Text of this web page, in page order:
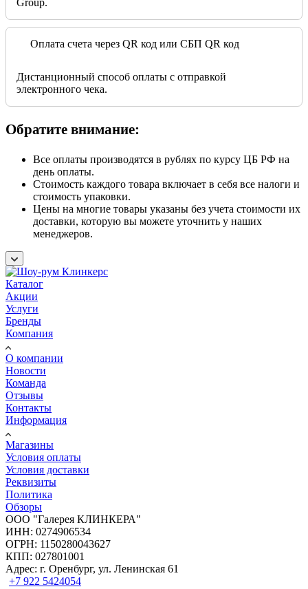
Group.
Оплата счета через QR код или СБП QR код
Дистанционный способ оплаты с отправкой
электронного чека.
Обратите внимание:
Все оплаты производятся в рублях по курсу ЦБ РФ на
день оплаты.
Стоимость каждого товара включает в себя все налоги и
стоимость упаковки.
Цены на многие товары указаны без учета стоимости их
доставки, которую вы можете уточнить у наших
менеджеров.
Каталог
Акции
Услуги
Бренды
Компания
О компании
Новости
Команда
Отзывы
Контакты
Информация
Магазины
Условия оплаты
Условия доставки
Реквизиты
Политика
Обзоры
ООО "Галерея КЛИНКЕРА"
ИНН: 0274906534
ОГРН: 1150280043627
КПП: 027801001
Адрес: г. Оренбург, ул. Ленинская 61
+7 922 5424054